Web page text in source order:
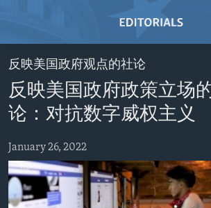
Skip
to
main
content
Skip
to
main
Navigation
Skip
HOME
VIDEO
RADIO
REGIONS
AFRICA
AMERICAS
TOPICS
HUMAN RIGHTS
ARCHIVE
反映美国政府观点的社论
反映美国政府政策立场
论：对抗数字威权主义
January 26, 2022